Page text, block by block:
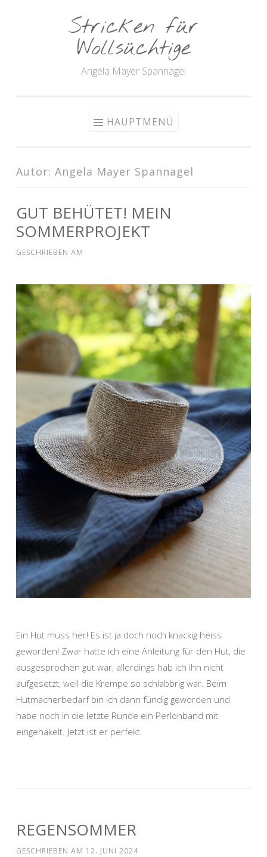
Zum Inhalt springenStricken für
Wollsüchtige
Angela Mayer Spannagel
HAUPTMENÜ
Autor: Angela Mayer Spannagel
GUT BEHÜTET! MEIN
SOMMERPROJEKT
GESCHRIEBEN AM
Ein Hut muss her! Es ist ja doch noch knackig heiss
geworden! Zwar hatte ich eine Anleitung für den Hut, die
ausgesprochen gut war, allerdings hab ich ihn nicht
aufgesetzt, weil die Krempe so schlabbrig war. Beim
Hutmacherbedarf bin ich dann fündig geworden und
habe noch in die letzte Runde ein Perlonband mit
eingehäkelt. Jetzt ist er perfekt.
REGENSOMMER
GESCHRIEBEN AM 12. JUNI 2024